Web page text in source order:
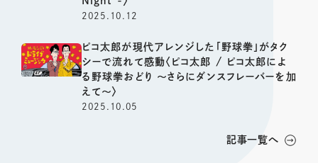
2025.10.12
ピコ太郎が現代アレンジした「野球拳」がタク
シーで流れて感動〈ピコ太郎 / ピコ太郎によ
る野球拳おどり 〜さらにダンスフレーバーを加
えて〜〉
2025.10.05
記事一覧へ